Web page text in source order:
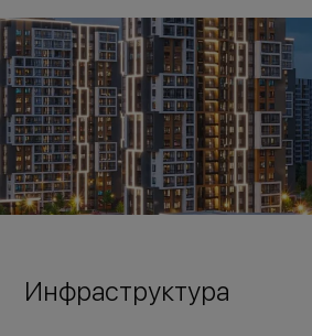
Инфраструктура